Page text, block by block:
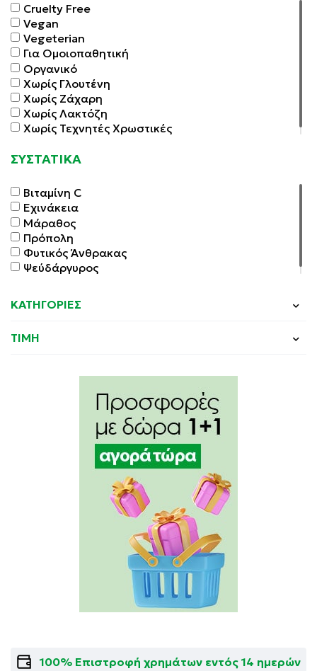
Cruelty Free
Vegan
Vegeterian
Για Ομοιοπαθητική
Οργανικό
Χωρίς Γλουτένη
Χωρίς Ζάχαρη
Χωρίς Λακτόζη
Χωρίς Τεχνητές Χρωστικές
ΣΥΣΤΑΤΙΚΑ
Βιταμίνη C
Εχινάκεια
Μάραθος
Πρόπολη
Φυτικός Άνθρακας
Ψεύδάργυρος
ΚΑΤΗΓΟΡΙΕΣ
ΤΙΜΗ
100% Επιστροφή χρημάτων εντός 14 ημερών